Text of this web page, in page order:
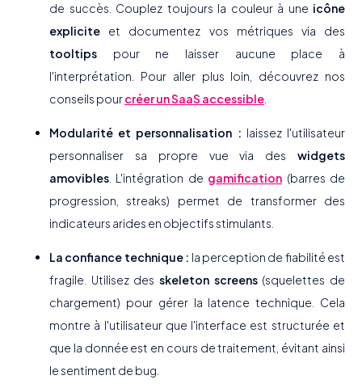
de succès. Couplez toujours la couleur à une icône
explicite et documentez vos métriques via des
tooltips pour ne laisser aucune place à
l'interprétation. Pour aller plus loin, découvrez nos
conseils pourcréer un SaaS accessible
Modularité et personnalisation : laissez l'utilisateur
personnaliser sa propre vue via des widgets
amovibles . L'intégration de gamification (barres de
progression, streaks) permet de transformer des
indicateurs arides en objectifs stimulants.
La confiance technique : la perception de fiabilité est
fragile. Utilisez des skeleton screens(squelettes de
chargement) pour gérer la latence technique. Cela
montre à l'utilisateur que l'interface est structurée et
que la donnée est en cours de traitement, évitant ainsi
le sentiment de bug.